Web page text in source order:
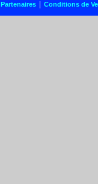
Partenaires Conditions de